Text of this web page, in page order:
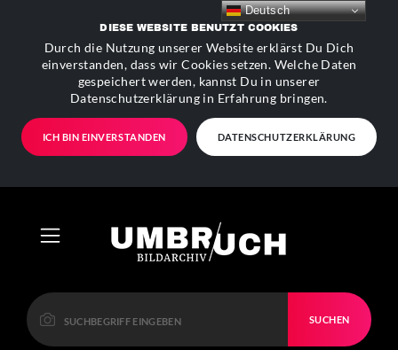
DIESE WEBSITE BENUTZT COOKIES
Durch die Nutzung unserer Website erklärst Du Dich
einverstanden, dass wir Cookies setzen. Welche Daten
gespeichert werden, kannst Du in unserer
Datenschutzerklärung in Erfahrung bringen.
ICH BIN EINVERSTANDEN DATENSCHUTZERKLÄRUNG
SUCHEN
Deutsch